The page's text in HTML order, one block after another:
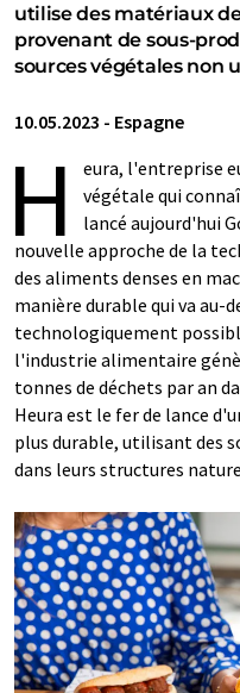
utilise des matériaux
provenant de sous-
sources végétales non
10.05.2023 - Espagne
H
eura, l'entreprise
végétale qui
lancé aujourd'hui
nouvelle approche de la
des aliments denses en
manière durable qui va au-
technologiquement
l'industrie alimentaire
tonnes de déchets par an
Heura est le fer de lance
plus durable, utilisant des
dans leurs structures